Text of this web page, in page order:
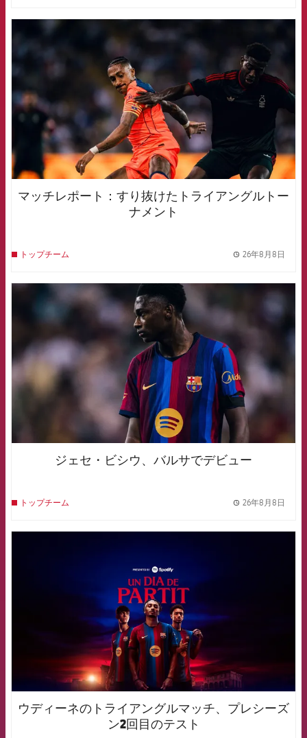
FCB Barcelona badge
マッチレポート：すり抜けたトライアングルトー
ナメント
トップチーム 26年8月8日
FCB Barcelona badge
ジェセ・ビシウ、バルサでデビュー
トップチーム 26年8月8日
ウディーネのトライアングルマッチ、プレシーズ
ン2回目のテスト